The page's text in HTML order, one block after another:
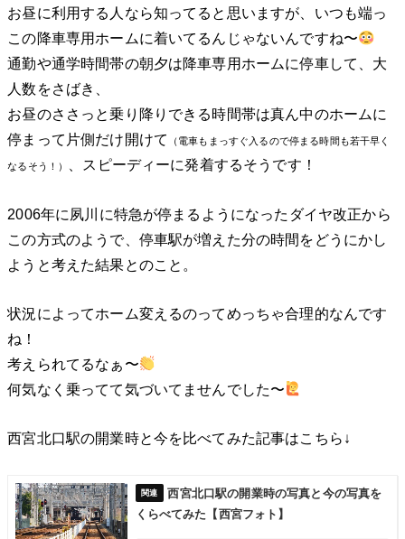
お昼に利用する人なら知ってると思いますが、いつも端っ
この降車専用ホームに着いてるんじゃないんですね〜
通勤や通学時間帯の朝夕は降車専用ホームに停車して、大
人数をさばき、
お昼のささっと乗り降りできる時間帯は真ん中のホームに
停まって片側だけ開けて
（電車もまっすぐ入るので停まる時間も若干早く
なるそう！） 、スピーディーに発着するそうです！
2006年に夙川に特急が停まるようになったダイヤ改正から
この方式のようで、停車駅が増えた分の時間をどうにかし
ようと考えた結果とのこと。
状況によってホーム変えるのってめっちゃ合理的なんです
ね！
考えられてるなぁ〜
何気なく乗ってて気づいてませんでした〜
西宮北口駅の開業時と今を比べてみた記事はこちら↓
西宮北口駅の開業時の写真と今の写真を
くらべてみた【西宮フォト】